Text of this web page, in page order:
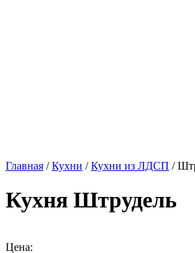
Главная /Кухни /Кухни из ЛДСП /
Кухня Штрудель
Цена: